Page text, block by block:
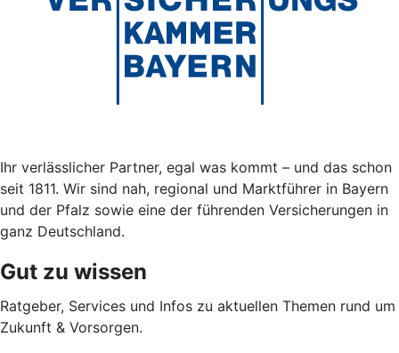
Ihr verlässlicher Partner, egal was kommt – und das schon
seit 1811. Wir sind nah, regional und Marktführer in Bayern
und der Pfalz sowie eine der führenden Versicherungen in
ganz Deutschland.
Gut zu wissen
Ratgeber, Services und Infos zu aktuellen Themen rund um
Zukunft & Vorsorgen.